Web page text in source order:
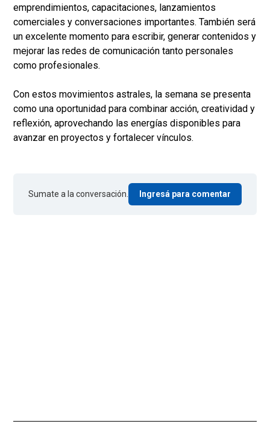
emprendimientos, capacitaciones, lanzamientos
comerciales y conversaciones importantes. También será
un excelente momento para escribir, generar contenidos y
mejorar las redes de comunicación tanto personales
como profesionales.
Con estos movimientos astrales, la semana se presenta
como una oportunidad para combinar acción, creatividad y
reflexión, aprovechando las energías disponibles para
avanzar en proyectos y fortalecer vínculos.
Sumate a la conversación. Ingresá para comentar